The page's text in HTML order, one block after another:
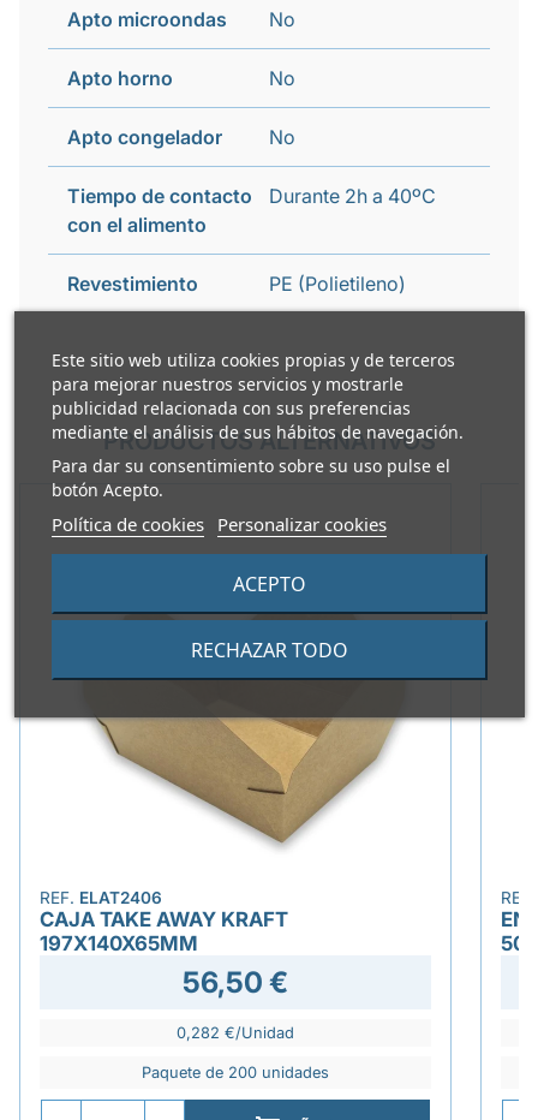
Este sitio web utiliza cookies propias y de terceros
para mejorar nuestros servicios y mostrarle
publicidad relacionada con sus preferencias
mediante el análisis de sus hábitos de navegación.
Para dar su consentimiento sobre su uso pulse el
botón Acepto.
Política de cookies Personalizar cookies
RECHAZAR TODO
ACEPTO
Apto microondas No
Apto horno No
Apto congelador No
Tiempo de contacto
con el alimento
Durante 2h a 40ºC
Revestimiento PE (Polietileno)
PRODUCTOS ALTERNATIVOS
REF. ELAT2406
CAJA TAKE AWAY KRAFT
197X140X65MM
56,50 €
0,282 €/Unidad
Paquete de 200 unidades